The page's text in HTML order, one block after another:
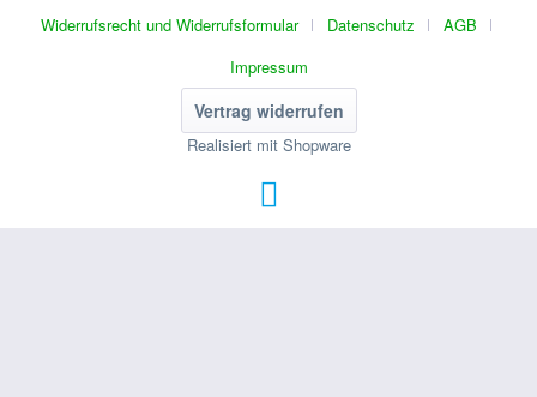
Widerrufsrecht und Widerrufsformular
Datenschutz
AGB
Impressum
Vertrag widerrufen
Realisiert mit Shopware